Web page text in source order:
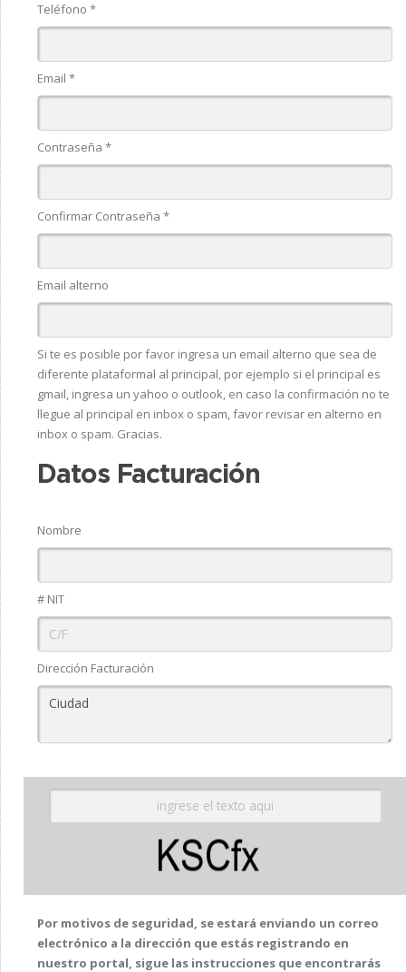
Teléfono *
Email *
Contraseña *
Confirmar Contraseña *
Email alterno
Si te es posible por favor ingresa un email alterno que sea de
diferente plataformal al principal, por ejemplo si el principal es
gmail, ingresa un yahoo o outlook, en caso la confirmación no te
llegue al principal en inbox o spam, favor revisar en alterno en
inbox o spam. Gracias.
Datos Facturación
Nombre
# NIT
Dirección Facturación
Por motivos de seguridad, se estará enviando un correo
electrónico a la dirección que estás registrando en
nuestro portal, sigue las instrucciones que encontrarás